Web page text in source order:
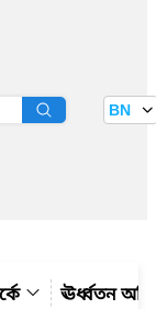
BN
ঊর্ধ্বতন